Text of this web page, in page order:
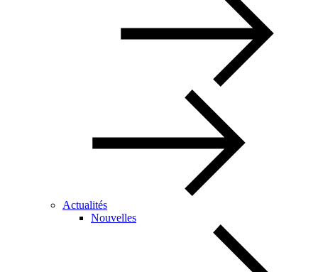
Actualités
Nouvelles